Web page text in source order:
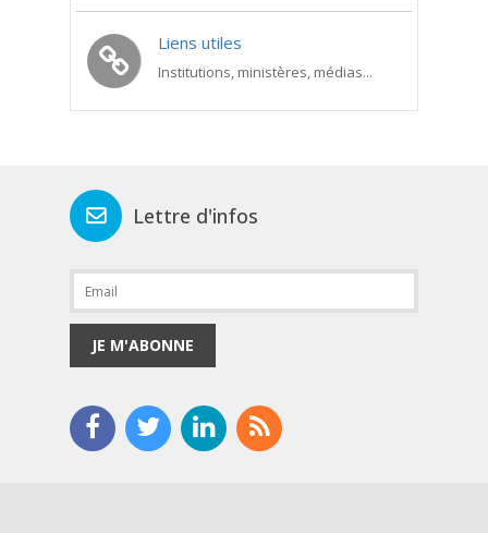
Liens utiles
Institutions, ministères, médias...
Lettre d'infos
JE M'ABONNE